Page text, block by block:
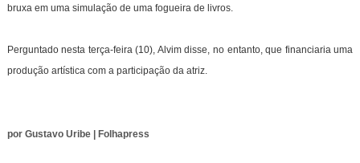
bruxa em uma simulação de uma fogueira de livros.
Perguntado nesta terça-feira (10), Alvim disse, no entanto, que financiaria uma
produção artística com a participação da atriz.
por Gustavo Uribe | Folhapress